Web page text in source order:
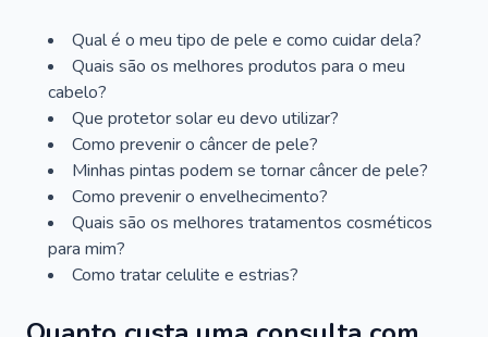
Qual é o meu tipo de pele e como cuidar dela?
Quais são os melhores produtos para o meu
cabelo?
Que protetor solar eu devo utilizar?
Como prevenir o câncer de pele?
Minhas pintas podem se tornar câncer de pele?
Como prevenir o envelhecimento?
Quais são os melhores tratamentos cosméticos
para mim?
Como tratar celulite e estrias?